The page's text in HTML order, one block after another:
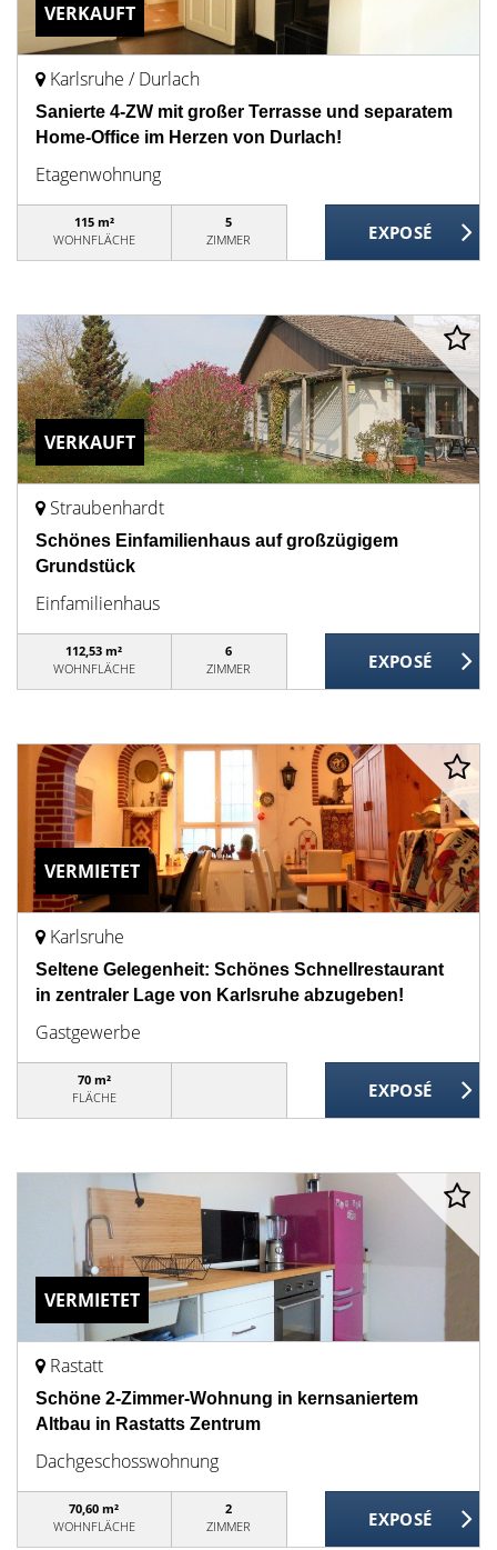
VERKAUFT
Karlsruhe / Durlach
Sanierte 4-ZW mit großer Terrasse und separatem
Home-Office im Herzen von Durlach!
Etagenwohnung
115 m²
WOHNFLÄCHE
5
ZIMMER
VERKAUFT
Straubenhardt
Schönes Einfamilienhaus auf großzügigem
Grundstück
Einfamilienhaus
112,53 m²
WOHNFLÄCHE
6
ZIMMER
VERMIETET
Karlsruhe
Seltene Gelegenheit: Schönes Schnellrestaurant
in zentraler Lage von Karlsruhe abzugeben!
Gastgewerbe
70 m²
FLÄCHE
VERMIETET
Rastatt
Schöne 2-Zimmer-Wohnung in kernsaniertem
Altbau in Rastatts Zentrum
Dachgeschosswohnung
70,60 m²
WOHNFLÄCHE
2
ZIMMER